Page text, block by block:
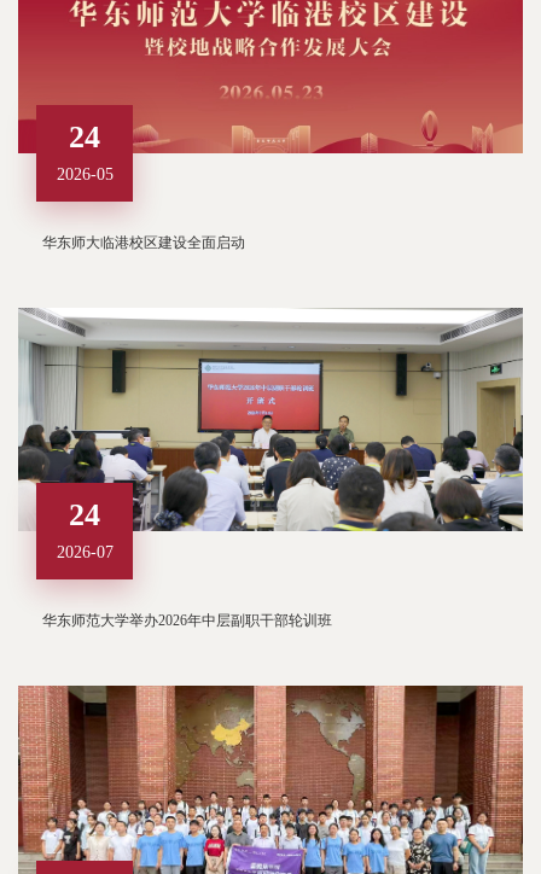
24
2026-05
华东师大临港校区建设全面启动
24
2026-07
华东师范大学举办2026年中层副职干部轮训班